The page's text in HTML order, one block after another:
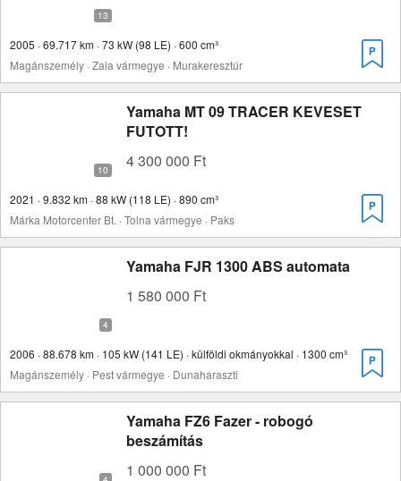
2005 · 69.717 km · 73 kW (98 LE) · 600 cm³
Magánszemély · Zala vármegye · Murakeresztúr
Yamaha MT 09 TRACER KEVESET
FUTOTT!
4 300 000 Ft
2021 · 9.832 km · 88 kW (118 LE) · 890 cm³
Márka Motorcenter Bt. · Tolna vármegye · Paks
Yamaha FJR 1300 ABS automata
1 580 000 Ft
2006 · 88.678 km · 105 kW (141 LE) · külföldi okmányokkal · 1300 cm³
Magánszemély · Pest vármegye · Dunaharaszti
Yamaha FZ6 Fazer - robogó
beszámítás
1 000 000 Ft